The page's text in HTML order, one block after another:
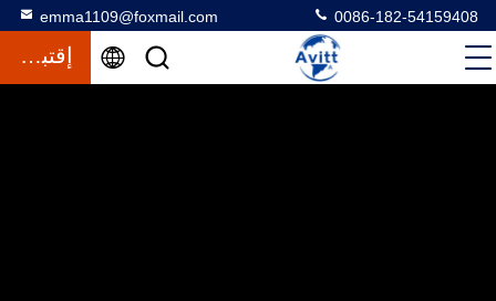
emma1109@foxmail.com 0086-182-54159408
إقتباس